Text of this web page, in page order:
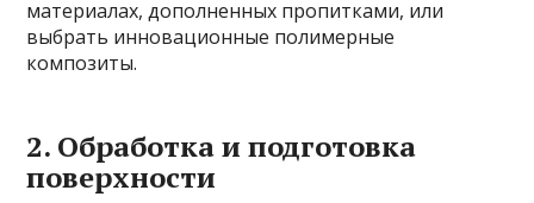
материалах, дополненных пропитками, или
выбрать инновационные полимерные
композиты.
2. Обработка и подготовка
поверхности